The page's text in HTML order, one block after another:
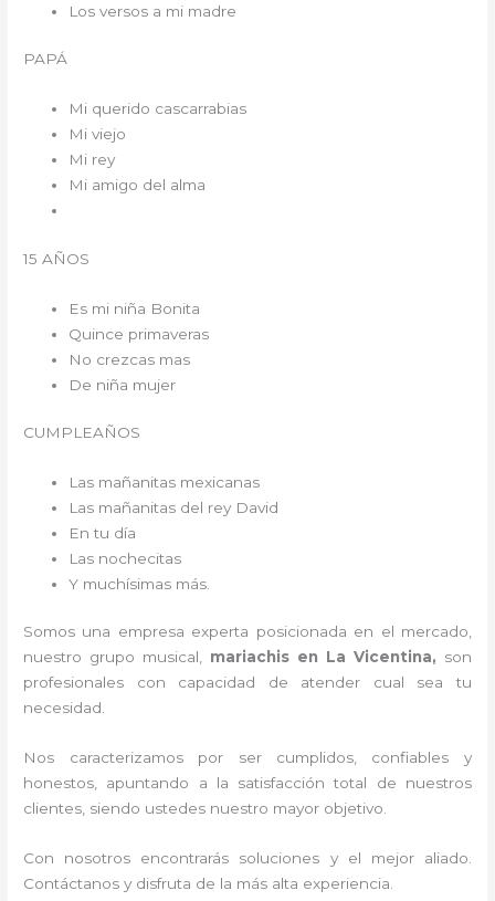
Los versos a mi madre
PAPÁ
Mi querido cascarrabias
Mi viejo
Mi rey
Mi amigo del alma
15 AÑOS
Es mi niña Bonita
Quince primaveras
No crezcas mas
De niña mujer
CUMPLEAÑOS
Las mañanitas mexicanas
Las mañanitas del rey David
En tu día
Las nochecitas
Y muchísimas más.
Somos una empresa experta posicionada en el mercado,
nuestro grupo musical, mariachis en La Vicentina, son
profesionales con capacidad de atender cual sea tu
necesidad.
Nos caracterizamos por ser cumplidos, confiables y
honestos, apuntando a la satisfacción total de nuestros
clientes, siendo ustedes nuestro mayor objetivo.
Con nosotros encontrarás soluciones y el mejor aliado.
Contáctanos y disfruta de la más alta experiencia.